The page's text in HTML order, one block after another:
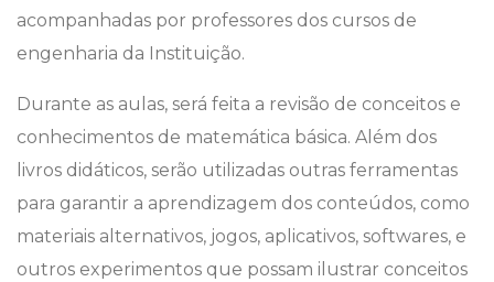
acompanhadas por professores dos cursos de
engenharia da Instituição.
Durante as aulas, será feita a revisão de conceitos e
conhecimentos de matemática básica. Além dos
livros didáticos, serão utilizadas outras ferramentas
para garantir a aprendizagem dos conteúdos, como
materiais alternativos, jogos, aplicativos, softwares, e
outros experimentos que possam ilustrar conceitos